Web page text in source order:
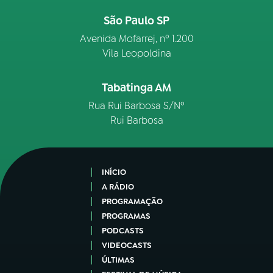
São Paulo SP
Avenida Mofarrej, nº 1.200
Vila Leopoldina
Tabatinga AM
Rua Rui Barbosa S/Nº
Rui Barbosa
INÍCIO
A RÁDIO
PROGRAMAÇÃO
PROGRAMAS
PODCASTS
VIDEOCASTS
ÚLTIMAS